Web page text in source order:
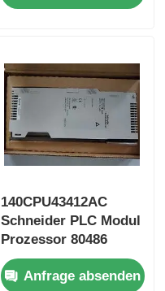
140CPU43412AC
Schneider PLC Modul
Prozessor 80486
Modicon Quantum 2
Modbus RS232
Anfrage absenden